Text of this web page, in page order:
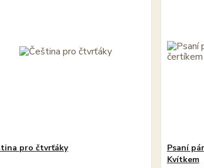
pro čtvrťáky
Psaní
Kvítkem